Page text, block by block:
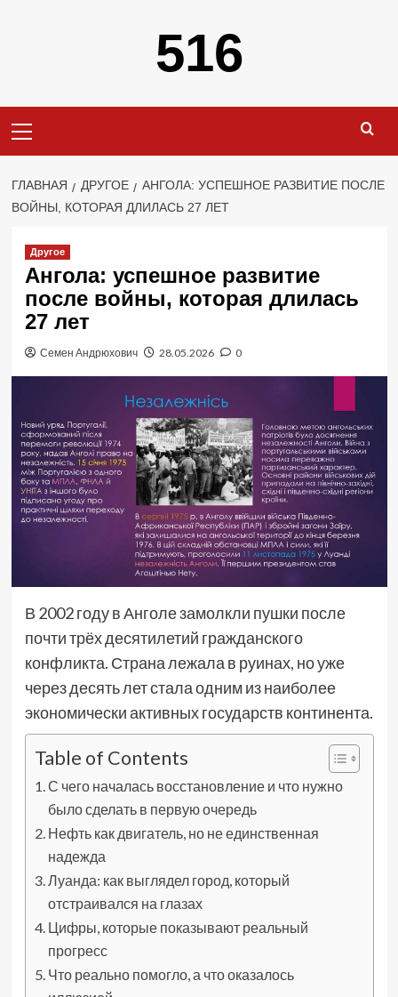
516
меню
ГЛАВНАЯ ДРУГОЕ
АНГОЛА: УСПЕШНОЕ РАЗВИТИЕ ПОСЛЕ
ВОЙНЫ, КОТОРАЯ ДЛИЛАСЬ 27 ЛЕТ
Другое
Ангола: успешное развитие
после войны, которая длилась
27 лет
Семен Андрюхович 28.05.2026 0
В 2002 году в Анголе замолкли пушки после
почти трёх десятилетий гражданского
конфликта. Страна лежала в руинах, но уже
через десять лет стала одним из наиболее
экономически активных государств континента.
Table of Contents
С чего началась восстановление и что нужно
было сделать в первую очередь
Нефть как двигатель, но не единственная
надежда
Луанда: как выглядел город, который
отстраивался на глазах
Цифры, которые показывают реальный
прогресс
Что реально помогло, а что оказалось